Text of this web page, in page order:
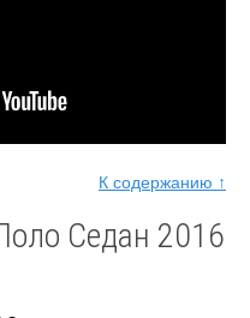
К содержанию ↑
Седан 2016